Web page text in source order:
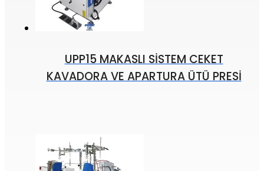
UPP15 MAKASLI SİSTEM CEKET
KAVADORA VE APARTURA ÜTÜ PRESİ